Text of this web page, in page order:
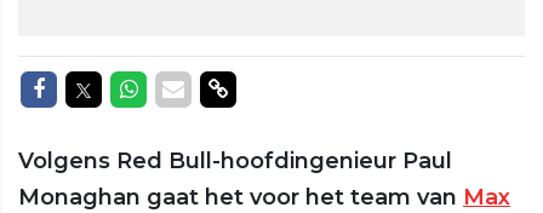
Delen op Facebook
Delen op Twitter
Delen op Whatsapp
Delen via Mail
Delen via link
Volgens Red Bull-hoofdingenieur Paul
Monaghan gaat het voor het team van Max